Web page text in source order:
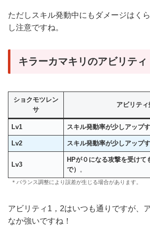
ただしスキル発動中にもダメージはく
し注意ですね。
キラーカマキリのアビリティ
ショクモツレン
サ
アビリティ
Lv1 スキル発動率が少しアップ
Lv2 スキル発動率が少しアップ
Lv3
HPが０になる攻撃を受けて
で）
。
＊バランス調整により誤差が生じる場合があります。
アビリティ1，2はいつも通りですが、
なか強いですね！